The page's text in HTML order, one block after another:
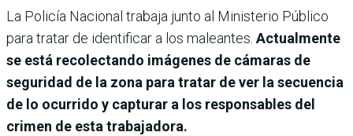
La Policía Nacional trabaja junto al Ministerio Público
para tratar de identificar a los maleantes. Actualmente
se está recolectando imágenes de cámaras de
seguridad de la zona para tratar de ver la secuencia
de lo ocurrido y capturar a los responsables del
crimen de esta trabajadora.